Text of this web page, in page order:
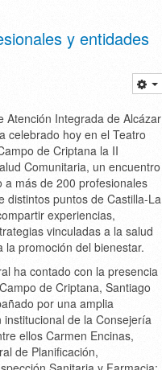
y entidades
Atención Integrada de Alcázar
celebrado hoy en el Teatro
de Criptana la II
Comunitaria, un encuentro
a más de 200 profesionales
distintos puntos deCastilla-La
experiencias,
vinculadas a la salud
la promoción del bienestar.
ha contado con la presencia
de Criptana, Santiago
por una amplia
institucional de la Consejería
ellos Carmen Encinas,
de Planificación,